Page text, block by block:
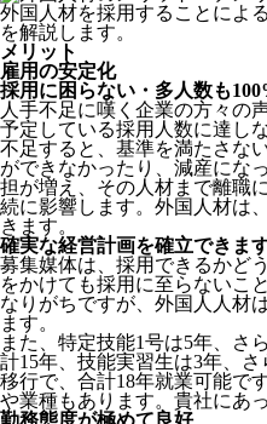
外国人材を採用することによ
を解説します。
メリット
雇用の安定化
採用に困らない・多人数も
人手不足に嘆く企業の方々の
予定している採用人数に達し
不足すると、基準を満たさな
ができなかったり、減産にな
担が増え、その人材まで離職
続に影響します。 外国人材は
きます。
確実な経営計画を確立できます
募集媒体は、採用できるかど
をかけても採用に至らないこ
なりがちですが、外国人人材
ます。
また、特定技能1号は5年、さ
計15年、技能実習生は3年、
移行で、合計18年就業可能で
や業種もあります。貴社にあ
勤務態度が極めて良好